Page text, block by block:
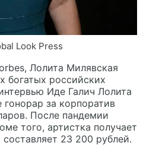
Look Press
Лолита Милявская
богатых российских
Иде Галич Лолита
гонорар за корпоратив
После пандемии
того, артистка получает
23 200 рублей.